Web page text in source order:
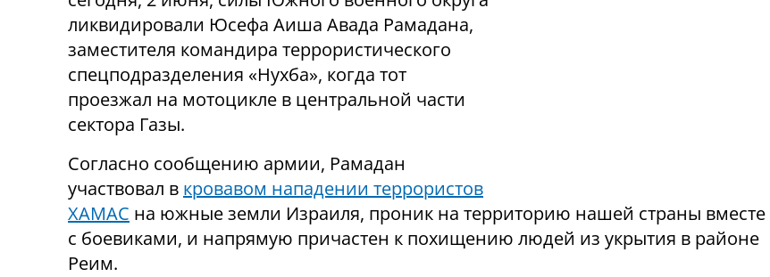
ликвидировали Юсефа Аиша Авада Рамадана,
заместителя командира террористического
спецподразделения «Нухба», когда тот
проезжал на мотоцикле в центральной части
сектора Газы.
Согласно сообщению армии, Рамадан
участвовал в кровавом нападении террористов
ХАМАС на южные земли Израиля, проник на территорию нашей страны вместе
с боевиками, и напрямую причастен к похищению людей из укрытия в районе
Реим.